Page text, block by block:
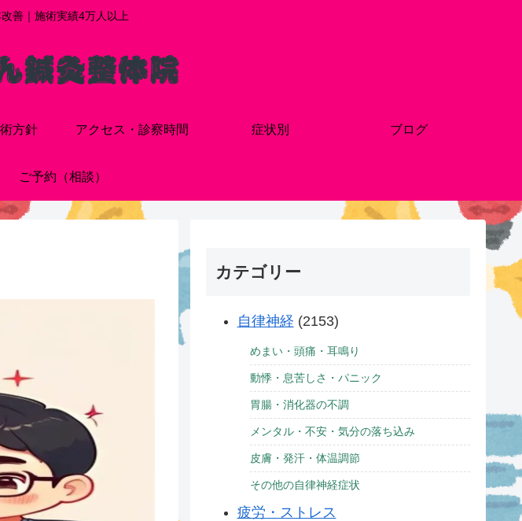
善｜施術実績4万人以上
方針 アクセス・診察時間 症状別 ブログ
ご予約（相談）
カテゴリー
自律神経 (2153)
めまい・頭痛・耳鳴り
動悸・息苦しさ・パニック
胃腸・消化器の不調
メンタル・不安・気分の落ち込み
皮膚・発汗・体温調節
その他の自律神経症状
疲労・ストレス